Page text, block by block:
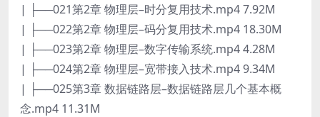
| ├──021第2章 物理层–时分复用技术.mp4 7.92M
| ├──022第2章 物理层–码分复用技术.mp4 18.30M
| ├──023第2章 物理层–数字传输系统.mp4 4.28M
| ├──024第2章 物理层–宽带接入技术.mp4 9.34M
| ├──025第3章 数据链路层–数据链路层几个基本概
念.mp4 11.31M